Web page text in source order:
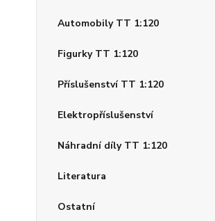
Automobily TT 1:120
Figurky TT 1:120
Příslušenství TT 1:120
Elektropříslušenství
Náhradní díly TT 1:120
Literatura
Ostatní